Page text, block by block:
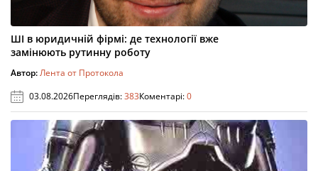
ШІ в юридичній фірмі: де технології вже
замінюють рутинну роботу
Автор:Лента от Протокола
03.08.2026Переглядів:383Коментарі:0